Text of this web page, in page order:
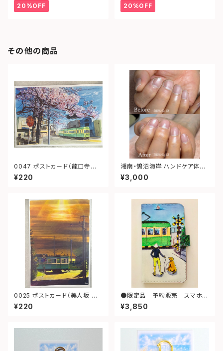
20%OFF 20%OFF
その他の商品
0047 ポストカード（龍口寺
江ノ電）
¥220
湘南・鵠沼海岸 ハンドケア体験
チケット｜大切な人へ癒しの時
間をプレゼント
¥3,000
0025 ポストカード（美人坂 夕
景 江ノ電）
¥220
●限定品 予約販売 スマホケ
ースＬ（散歩）
¥3,850